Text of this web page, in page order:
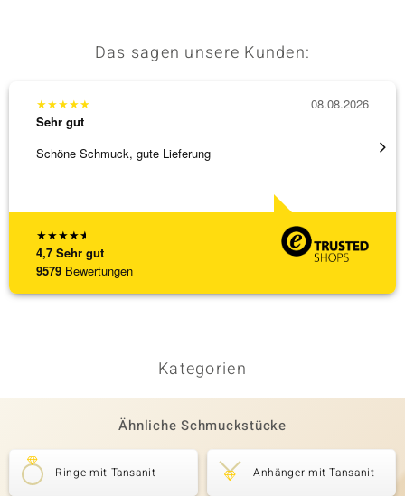
Das sagen unsere Kunden:
★★★★★
4,7 Sehr gut
9579 Bewertungen
★★★★★
Sehr gut
Schöne Schmuck, gute Lieferung
08.08.2026
Kategorien
Ähnliche Schmuckstücke
Ringe mit Tansanit Anhänger mit Tansanit